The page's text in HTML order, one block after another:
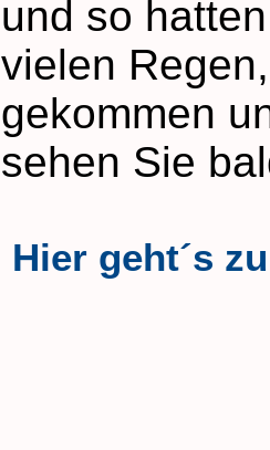
und so
vielen
gekommen
sehen Sie
Hier geht´s